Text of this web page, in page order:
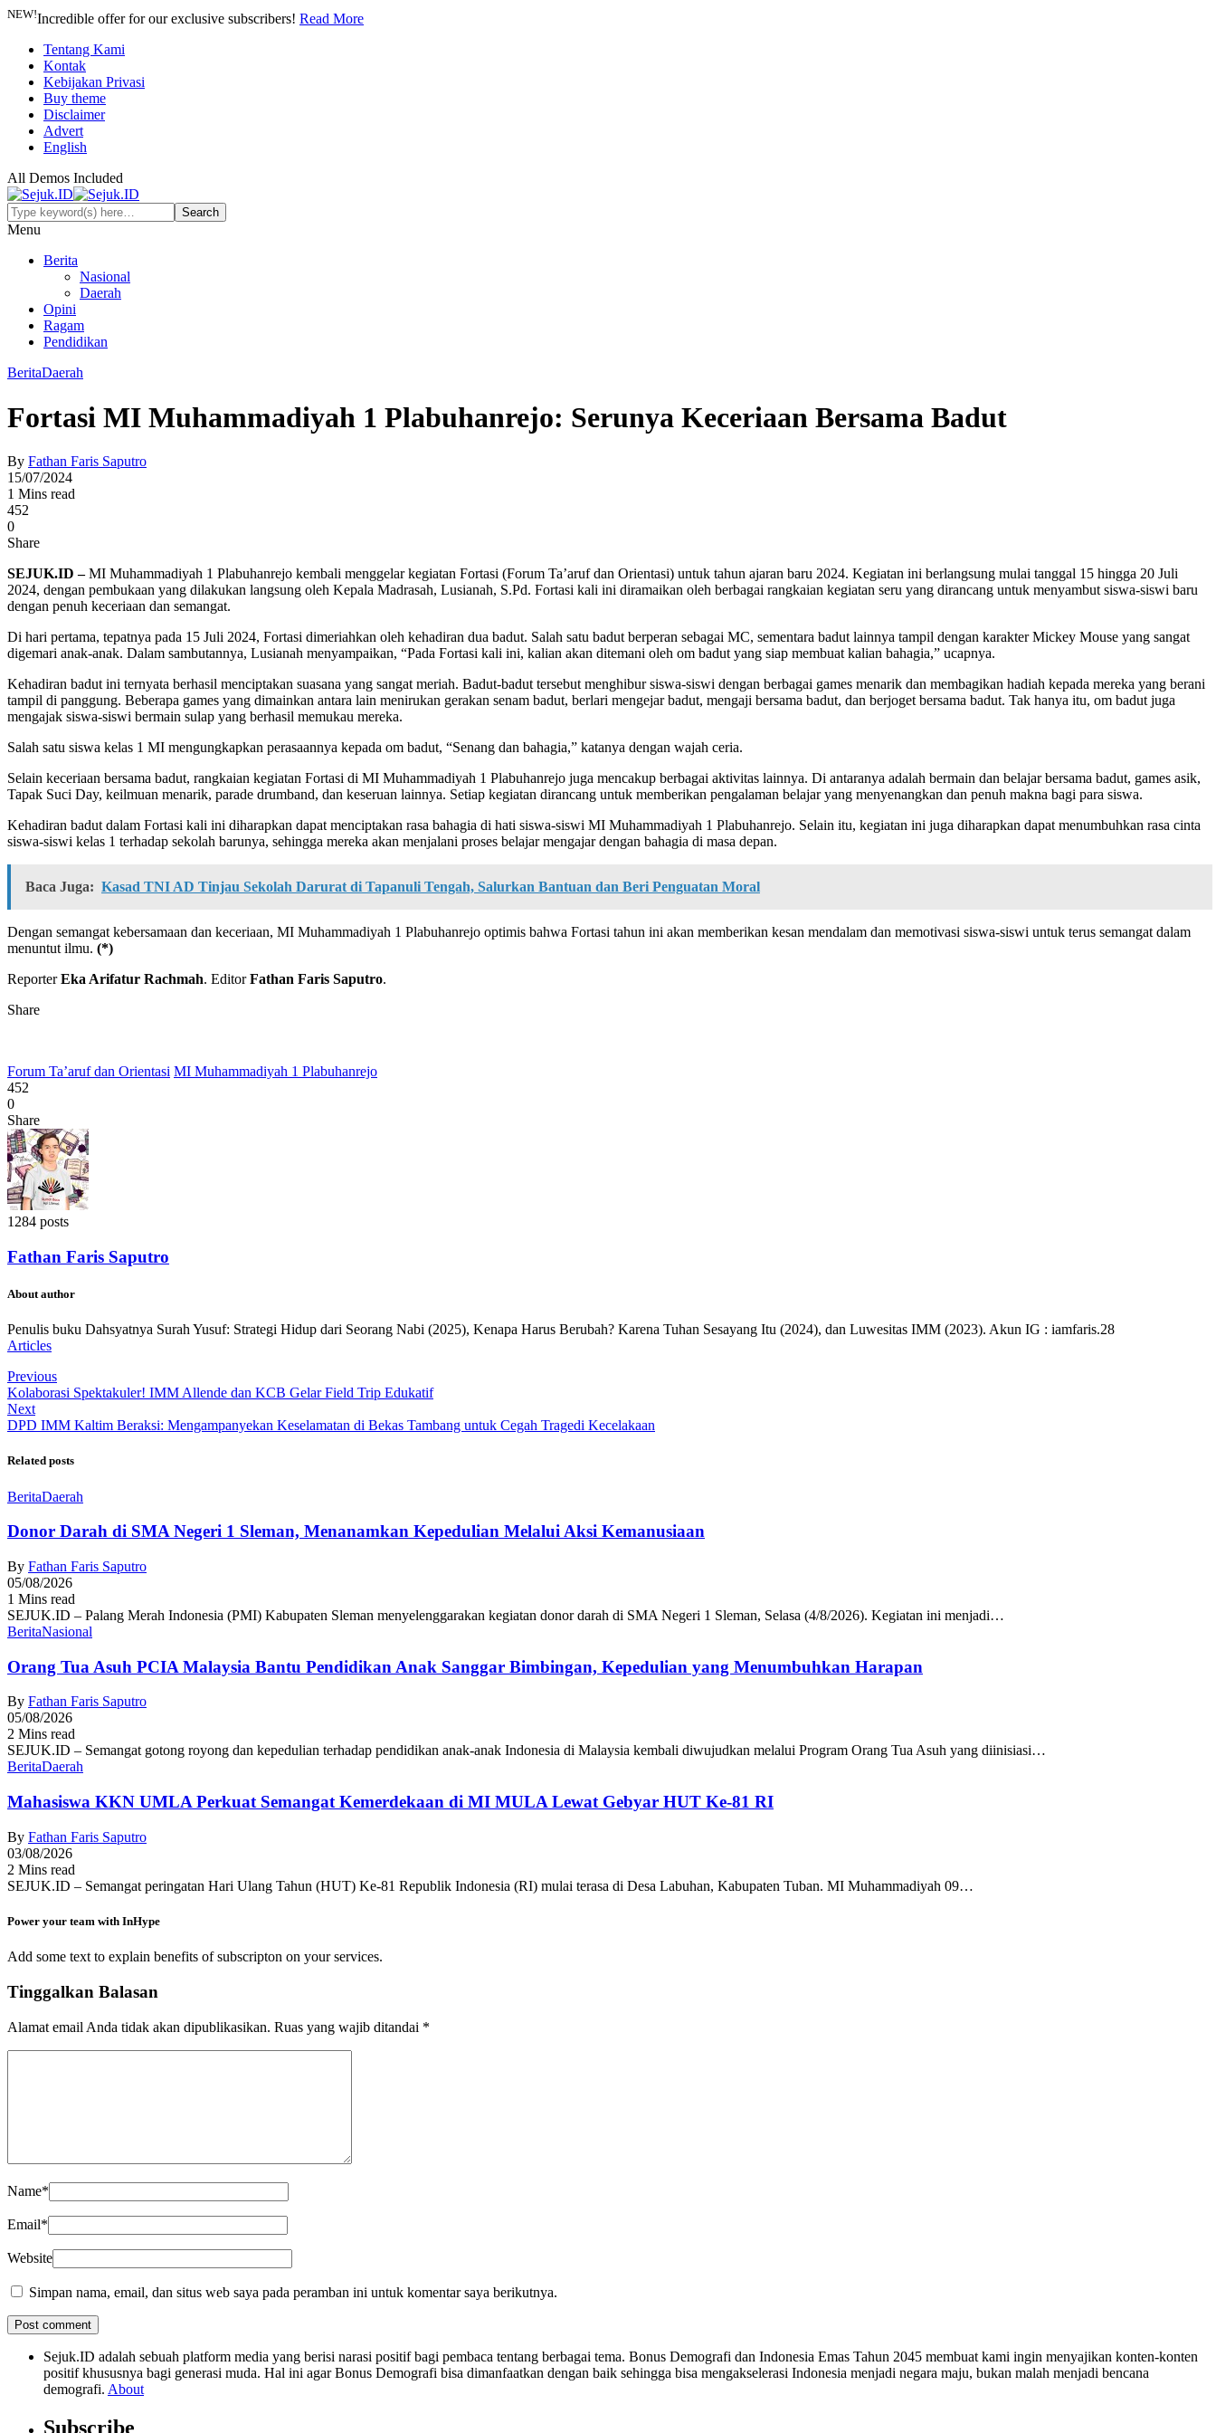
NEW!Incredible offer for our exclusive subscribers! Read More
Tentang Kami
Kontak
Kebijakan Privasi
Buy theme
Disclaimer
Advert
English
All Demos Included
Menu
Berita
Nasional
Daerah
Opini
Ragam
Pendidikan
BeritaDaerah
Fortasi MI Muhammadiyah 1 Plabuhanrejo: Serunya Keceriaan Bersama Badut
By Fathan Faris Saputro
15/07/2024
1 Mins read
452
0
Share
SEJUK.ID –MI Muhammadiyah 1 Plabuhanrejo kembali menggelar kegiatan Fortasi (Forum Ta’aruf dan Orientasi) untuk tahun ajaran baru 2024. Kegiatan ini berlangsung mulai tanggal 15 hingga 20 Juli
2024, dengan pembukaan yang dilakukan langsung oleh Kepala Madrasah, Lusianah, S.Pd. Fortasi kali ini diramaikan oleh berbagai rangkaian kegiatan seru yang dirancang untuk menyambut siswa-siswi baru
dengan penuh keceriaan dan semangat.
Di hari pertama, tepatnya pada 15 Juli 2024, Fortasi dimeriahkan oleh kehadiran dua badut. Salah satu badut berperan sebagai MC, sementara badut lainnya tampil dengan karakter Mickey Mouse yang sangat
digemari anak-anak. Dalam sambutannya, Lusianah menyampaikan, “Pada Fortasi kali ini, kalian akan ditemani oleh om badut yang siap membuat kalian bahagia,” ucapnya.
Kehadiran badut ini ternyata berhasil menciptakan suasana yang sangat meriah. Badut-badut tersebut menghibur siswa-siswi dengan berbagai games menarik dan membagikan hadiah kepada mereka yang berani
tampil di panggung. Beberapa games yang dimainkan antara lain menirukan gerakan senam badut, berlari mengejar badut, mengaji bersama badut, dan berjoget bersama badut. Tak hanya itu, om badut juga
mengajak siswa-siswi bermain sulap yang berhasil memukau mereka.
Salah satu siswa kelas 1 MI mengungkapkan perasaannya kepada om badut, “Senang dan bahagia,” katanya dengan wajah ceria.
Selain keceriaan bersama badut, rangkaian kegiatan Fortasi di MI Muhammadiyah 1 Plabuhanrejo juga mencakup berbagai aktivitas lainnya. Di antaranya adalah bermain dan belajar bersama badut, games asik,
Tapak Suci Day, keilmuan menarik, parade drumband, dan keseruan lainnya. Setiap kegiatan dirancang untuk memberikan pengalaman belajar yang menyenangkan dan penuh makna bagi para siswa.
Kehadiran badut dalam Fortasi kali ini diharapkan dapat menciptakan rasa bahagia di hati siswa-siswi MI Muhammadiyah 1 Plabuhanrejo. Selain itu, kegiatan ini juga diharapkan dapat menumbuhkan rasa cinta
siswa-siswi kelas 1 terhadap sekolah barunya, sehingga mereka akan menjalani proses belajar mengajar dengan bahagia di masa depan.
Baca Juga: Kasad TNI AD Tinjau Sekolah Darurat di Tapanuli Tengah, Salurkan Bantuan dan Beri Penguatan Moral
Dengan semangat kebersamaan dan keceriaan, MI Muhammadiyah 1 Plabuhanrejo optimis bahwa Fortasi tahun ini akan memberikan kesan mendalam dan memotivasi siswa-siswi untuk terus semangat dalam
menuntut ilmu. (*)
ReporterEka Arifatur Rachmah. EditorFathan Faris Saputro.
Share
Forum Ta’aruf dan Orientasi MI Muhammadiyah 1 Plabuhanrejo
452
0
Share
1284 posts
Fathan Faris Saputro
About author
Penulis buku Dahsyatnya Surah Yusuf: Strategi Hidup dari Seorang Nabi (2025), Kenapa Harus Berubah? Karena Tuhan Sesayang Itu (2024), dan Luwesitas IMM (2023). Akun IG : iamfaris.28
Articles
Previous
Kolaborasi Spektakuler! IMM Allende dan KCB Gelar Field Trip Edukatif
Next
DPD IMM Kaltim Beraksi: Mengampanyekan Keselamatan di Bekas Tambang untuk Cegah Tragedi Kecelakaan
Related posts
BeritaDaerah
Donor Darah di SMA Negeri 1 Sleman, Menanamkan Kepedulian Melalui Aksi Kemanusiaan
By Fathan Faris Saputro
05/08/2026
1 Mins read
SEJUK.ID – Palang Merah Indonesia (PMI) Kabupaten Sleman menyelenggarakan kegiatan donor darah di SMA Negeri 1 Sleman, Selasa (4/8/2026). Kegiatan ini menjadi…
BeritaNasional
Orang Tua Asuh PCIA Malaysia Bantu Pendidikan Anak Sanggar Bimbingan, Kepedulian yang Menumbuhkan Harapan
By Fathan Faris Saputro
05/08/2026
2 Mins read
SEJUK.ID – Semangat gotong royong dan kepedulian terhadap pendidikan anak-anak Indonesia di Malaysia kembali diwujudkan melalui Program Orang Tua Asuh yang diinisiasi…
BeritaDaerah
Mahasiswa KKN UMLA Perkuat Semangat Kemerdekaan di MI MULA Lewat Gebyar HUT Ke-81 RI
By Fathan Faris Saputro
03/08/2026
2 Mins read
SEJUK.ID – Semangat peringatan Hari Ulang Tahun (HUT) Ke-81 Republik Indonesia (RI) mulai terasa di Desa Labuhan, Kabupaten Tuban. MI Muhammadiyah 09…
Power your team with InHype
Add some text to explain benefits of subscripton on your services.
Tinggalkan Balasan
Alamat email Anda tidak akan dipublikasikan. Ruas yang wajib ditandai *
Name*
Email*
Website
Simpan nama, email, dan situs web saya pada peramban ini untuk komentar saya berikutnya.
Sejuk.ID adalah sebuah platform media yang berisi narasi positif bagi pembaca tentang berbagai tema. Bonus Demografi dan Indonesia Emas Tahun 2045 membuat kami ingin menyajikan konten-konten
positif khususnya bagi generasi muda. Hal ini agar Bonus Demografi bisa dimanfaatkan dengan baik sehingga bisa mengakselerasi Indonesia menjadi negara maju, bukan malah menjadi bencana
demografi. About
Subscribe